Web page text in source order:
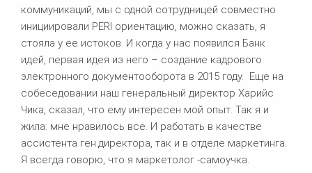
коммуникаций, мы с одной сотрудницей совместно
инициировали PERI ориентацию, можно сказать, я
стояла у ее истоков. И когда у нас появился Банк
идей, первая идея из него – создание кадрового
электронного документооборота в 2015 году. Еще на
собеседовании наш генеральный директор Харийс
Чика, сказал, что ему интересен мой опыт. Так я и
жила: мне нравилось все. И работать в качестве
ассистента ген.директора, так и в отделе маркетинга.
Я всегда говорю, что я маркетолог -самоучка.